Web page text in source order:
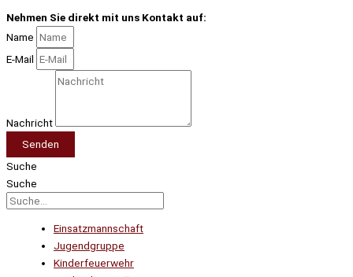
Nehmen Sie direkt mit uns Kontakt auf:
Name
E-Mail
Nachricht
Senden
Suche
Suche
Einsatzmannschaft
Jugendgruppe
Kinderfeuerwehr